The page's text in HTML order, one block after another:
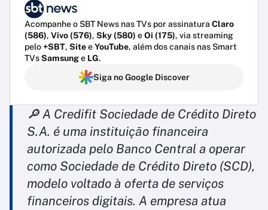
Acompanhe o SBT News nas TVs por assinatura Claro
(586), Vivo (576), Sky (580) eOi (175), via streaming
pelo+SBT, SiteeYouTube, além dos canais nas Smart
TVsSamsunge LG.
Siga no Google Discover
🔎 A Credifit Sociedade de Crédito Direto
S.A. é uma instituição financeira
autorizada pelo Banco Central a operar
como Sociedade de Crédito Direto (SCD),
modelo voltado à oferta de serviços
financeiros digitais. A empresa atua